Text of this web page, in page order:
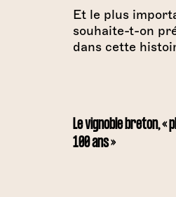
Et le plus
souhaite-t-on
dans cette
Le vignoble breton, «
100 ans »